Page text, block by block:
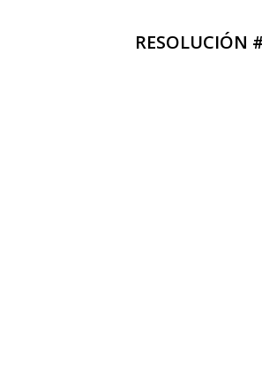
RESOLUCIÓN